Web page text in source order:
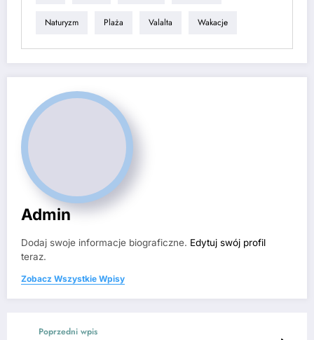
Naturyzm Plaża Valalta Wakacje
Admin
Dodaj swoje informacje biograficzne. Edytuj swój profil
teraz.
Zobacz Wszystkie Wpisy
Poprzedni wpis